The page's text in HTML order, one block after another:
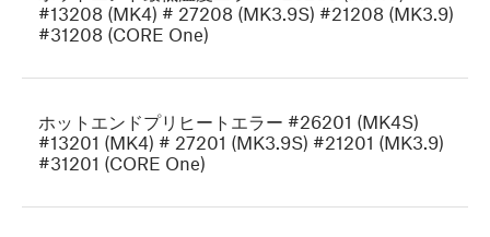
#13208 (MK4) # 27208 (MK3.9S) #21208 (MK3.9)
#31208 (CORE One)
ホットエンドプリヒートエラー #26201 (MK4S)
#13201 (MK4) # 27201 (MK3.9S) #21201 (MK3.9)
#31201 (CORE One)